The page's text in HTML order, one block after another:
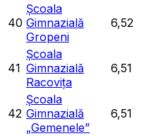
40
Școala
Gimnazială
Gropeni
6,52
41
Școala
Gimnazială
Racovița
6,51
42
Școala
Gimnazială
„Gemenele”
6,51